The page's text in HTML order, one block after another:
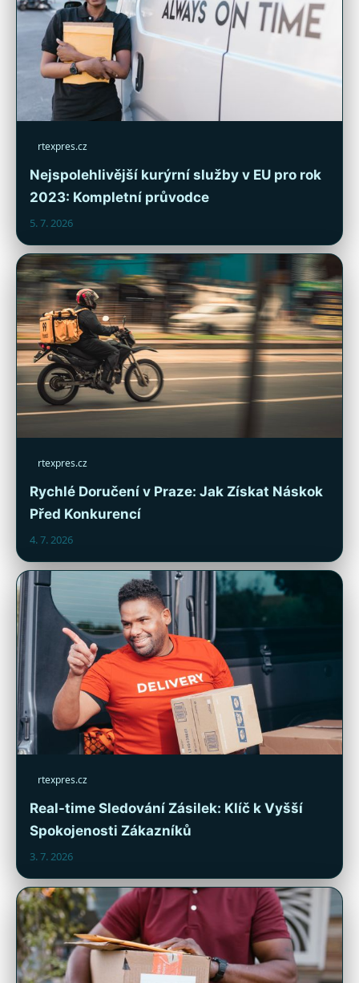
rtexpres.cz
Nejspolehlivější kurýrní služby v EU pro rok
2023: Kompletní průvodce
5. 7. 2026
rtexpres.cz
Rychlé Doručení v Praze: Jak Získat Náskok
Před Konkurencí
4. 7. 2026
rtexpres.cz
Real-time Sledování Zásilek: Klíč k Vyšší
Spokojenosti Zákazníků
3. 7. 2026